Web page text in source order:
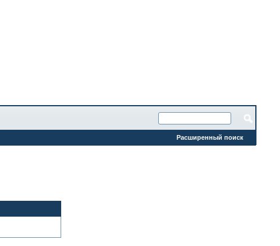
Расширенный поиск